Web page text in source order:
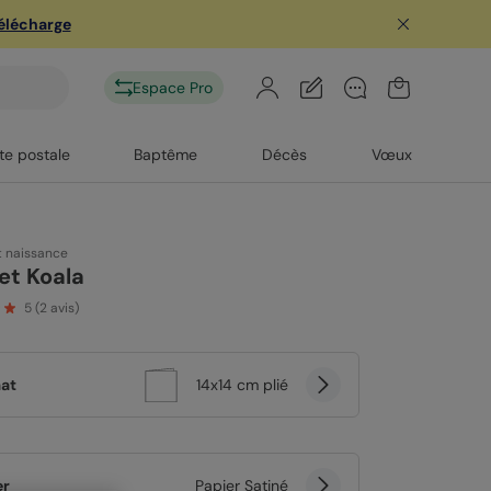
Espace Pro
postale Baptême Décès Vœux
naissance
Koala
5(2 avis)
14x14 cm plié
Papier Satiné